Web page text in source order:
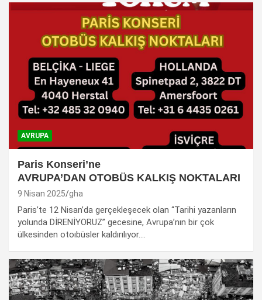
AVRUPA
Paris Konseri’ne
AVRUPA’DAN OTOBÜS KALKIŞ NOKTALARI
9 Nisan 2025 gha
Paris’te 12 Nisan’da gerçekleşecek olan “Tarihi yazanların
yolunda DİRENİYORUZ” gecesine, Avrupa’nın bir çok
ülkesinden otoıbüsler kaldırılıyor.…